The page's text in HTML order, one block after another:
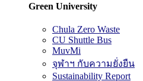
Green University
Chula Zero Waste
CU Shuttle Bus
MuvMi
จุฬาฯ กับความยั่งยืน
Sustainability Report